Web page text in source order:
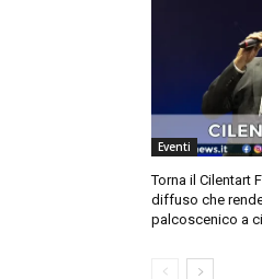
Eventi
Torna il Cilentart
diffuso che
palcoscenico a